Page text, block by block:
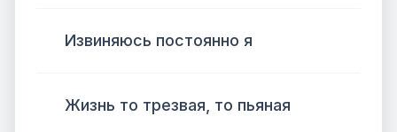
Извиняюсь постоянно я
Жизнь то трезвая, то пьяная